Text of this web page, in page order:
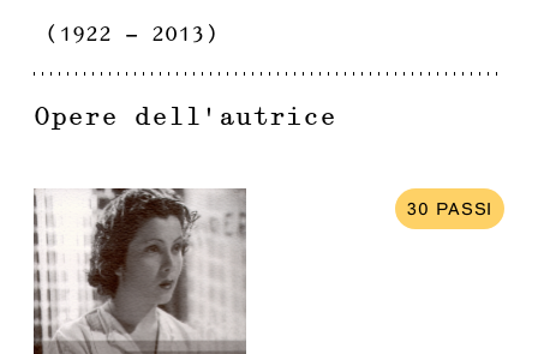
( 1922 - 2013 )
Opere dell'autrice
30 PASSI